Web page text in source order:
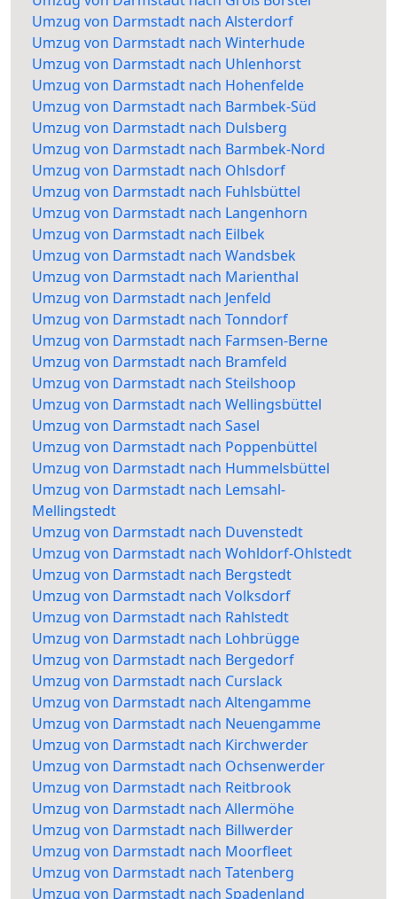
Umzug von Darmstadt nach Alsterdorf
Umzug von Darmstadt nach Winterhude
Umzug von Darmstadt nach Uhlenhorst
Umzug von Darmstadt nach Hohenfelde
Umzug von Darmstadt nach Barmbek-Süd
Umzug von Darmstadt nach Dulsberg
Umzug von Darmstadt nach Barmbek-Nord
Umzug von Darmstadt nach Ohlsdorf
Umzug von Darmstadt nach Fuhlsbüttel
Umzug von Darmstadt nach Langenhorn
Umzug von Darmstadt nach Eilbek
Umzug von Darmstadt nach Wandsbek
Umzug von Darmstadt nach Marienthal
Umzug von Darmstadt nach Jenfeld
Umzug von Darmstadt nach Tonndorf
Umzug von Darmstadt nach Farmsen-Berne
Umzug von Darmstadt nach Bramfeld
Umzug von Darmstadt nach Steilshoop
Umzug von Darmstadt nach Wellingsbüttel
Umzug von Darmstadt nach Sasel
Umzug von Darmstadt nach Poppenbüttel
Umzug von Darmstadt nach Hummelsbüttel
Umzug von Darmstadt nach Lemsahl-
Mellingstedt
Umzug von Darmstadt nach Duvenstedt
Umzug von Darmstadt nach Wohldorf-Ohlstedt
Umzug von Darmstadt nach Bergstedt
Umzug von Darmstadt nach Volksdorf
Umzug von Darmstadt nach Rahlstedt
Umzug von Darmstadt nach Lohbrügge
Umzug von Darmstadt nach Bergedorf
Umzug von Darmstadt nach Curslack
Umzug von Darmstadt nach Altengamme
Umzug von Darmstadt nach Neuengamme
Umzug von Darmstadt nach Kirchwerder
Umzug von Darmstadt nach Ochsenwerder
Umzug von Darmstadt nach Reitbrook
Umzug von Darmstadt nach Allermöhe
Umzug von Darmstadt nach Billwerder
Umzug von Darmstadt nach Moorfleet
Umzug von Darmstadt nach Tatenberg
Umzug von Darmstadt nach Spadenland